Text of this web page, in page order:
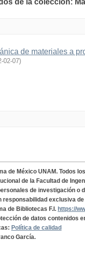
de la colección:
de materiales a
02-07)
de México UNAM. Todos
de la Facultad de
de investigación o
responsabilidad exclusiva
de Bibliotecas F.I. https://
de datos contenidos
Política de calidad
García.